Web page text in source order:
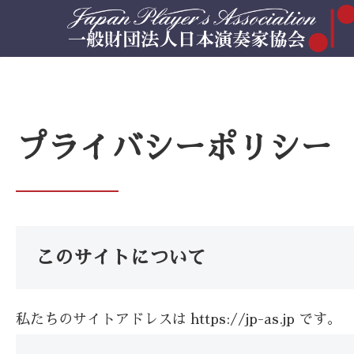
プライバシーポリシー
このサイトについて
私たちのサイトアドレスは https://jp-as.jp です。